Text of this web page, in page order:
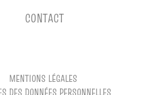
CONTACT
MENTIONS LÉGALES
DES DONNÉES PERSONNELLES